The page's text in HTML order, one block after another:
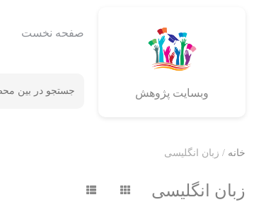
وبسایت پژوهش
صفحه نخست
خانه / زبان انگلیسی
زبان انگلیسی